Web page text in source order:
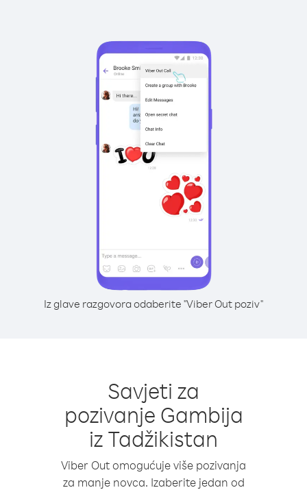
Iz glave razgovora odaberite "Viber Out poziv"
Savjeti za
pozivanje Gambija
iz Tadžikistan
Viber Out omogućuje više pozivanja
za manje novca. Izaberite jedan od